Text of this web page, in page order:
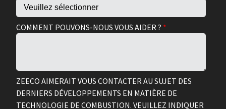
COMMENT POUVONS-NOUS VOUS AIDER ? *
ZEECO AIMERAIT VOUS CONTACTER AU SUJET DES
DERNIERS DÉVELOPPEMENTS EN MATIÈRE DE
TECHNOLOGIE DE COMBUSTION. VEUILLEZ INDIQUER